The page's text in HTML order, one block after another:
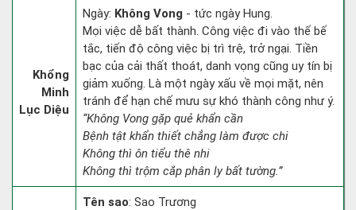
Khổng
Minh
Lục Diệu
Ngày: Không Vong - tức ngày Hung.
Mọi việc dễ bất thành. Công việc đi vào thế bế
tắc, tiến độ công việc bị trì trệ, trở ngại. Tiền
bạc của cải thất thoát, danh vọng cũng uy tín bị
giảm xuống. Là một ngày xấu về mọi mặt, nên
tránh để hạn chế mưu sự khó thành công như ý.
“Không Vong gặp quẻ khẩn cần
Bệnh tật khẩn thiết chẳng làm được chi
Không thì ôn tiểu thê nhi
Không thì trộm cắp phân ly bất tường.”
Tên sao: Sao Trương